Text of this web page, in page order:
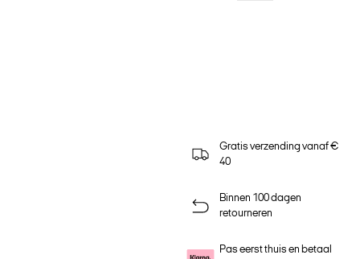
Gratis verzending vanaf €
40
Binnen 100 dagen
retourneren
Pas eerst thuis en betaal